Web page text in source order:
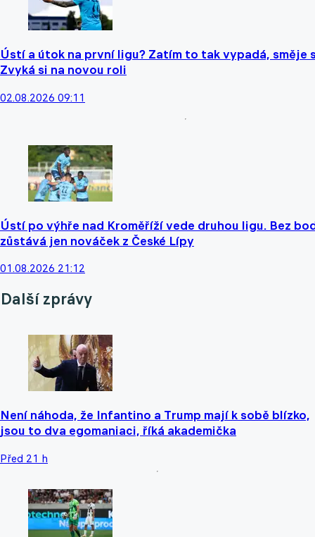
Ústí a útok na první ligu? Zatím to tak vypadá, směje
Zvyká si na novou roli
02.08.2026 09:11
Ústí po výhře nad Kroměříží vede druhou ligu. Bez
zůstává jen nováček z České Lípy
01.08.2026 21:12
Další zprávy
Není náhoda, že Infantino a Trump mají k sobě blízko,
jsou to dva egomaniaci, říká akademička
Před 21 h